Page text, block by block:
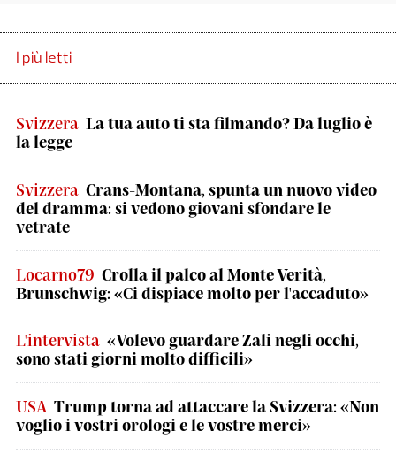
I più letti
Svizzera La tua auto ti sta filmando? Da luglio è
la legge
Svizzera Crans-Montana, spunta un nuovo video
del dramma: si vedono giovani sfondare le
vetrate
Locarno79 Crolla il palco al Monte Verità,
Brunschwig: «Ci dispiace molto per l'accaduto»
L'intervista «Volevo guardare Zali negli occhi,
sono stati giorni molto difficili»
USA Trump torna ad attaccare la Svizzera: «Non
voglio i vostri orologi e le vostre merci»